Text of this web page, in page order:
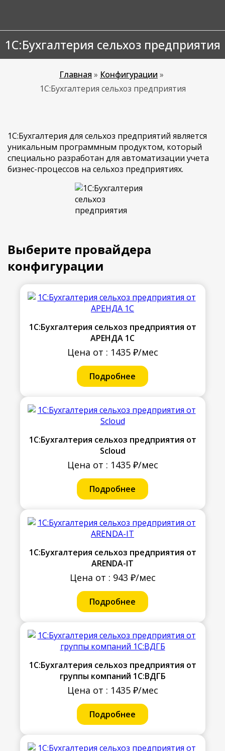
1С:Бухгалтерия сельхоз предприятия
Главная » Конфигурации »
1С:Бухгалтерия сельхоз предприятия
1С:Бухгалтерия для сельхоз предприятий является
уникальным программным продуктом, который
специально разработан для автоматизации учета
бизнес-процессов на сельхоз предприятиях.
Выберите провайдера
конфигурации
1С:Бухгалтерия сельхоз предприятия от
АРЕНДА 1С
Цена от : 1435 ₽/мес
Подробнее
1С:Бухгалтерия сельхоз предприятия от
Scloud
Цена от : 1435 ₽/мес
Подробнее
1С:Бухгалтерия сельхоз предприятия от
ARENDA-IT
Цена от : 943 ₽/мес
Подробнее
1С:Бухгалтерия сельхоз предприятия от
группы компаний 1С:ВДГБ
Цена от : 1435 ₽/мес
Подробнее